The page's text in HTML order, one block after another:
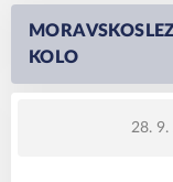
KOLO
28.